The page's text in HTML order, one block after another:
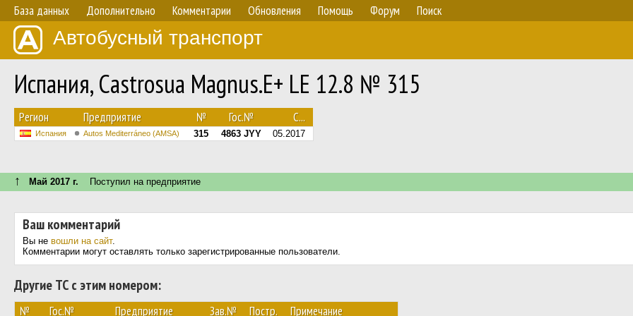
База данных Дополнительно Комментарии Обновления Помощь Форум Поиск
Автобусный транспорт
Испания, Castrosua Magnus.E+ LE 12.8 № 315
Регион Предприятие № Гос.№ С...
Испания Autos Mediterráneo (AMSA) 315 4863 JYY 05.2017
↑ Май 2017 г. Поступил на предприятие
Ваш комментарий
Вы не вошли на сайт.
Комментарии могут оставлять только зарегистрированные пользователи.
Другие ТС с этим номером:
№ Гос.№ Предприятие Зав.№ Постр. Примечание